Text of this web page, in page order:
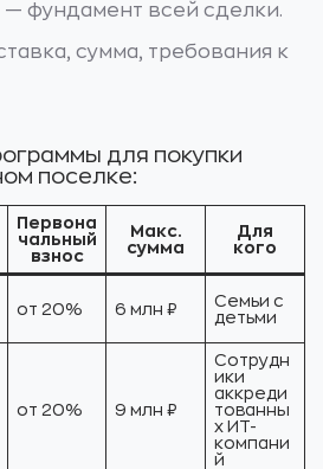
фундамент всей сделки.
сумма, требования к
для покупки
поселке:
Первона
чальный
взнос
Макс.
сумма
Для
кого
от 20% 6 млн ₽
Семьи с
детьми
от 20% 9 млн ₽
Сотрудн
ики
аккреди
тованны
х ИТ-
компани
й